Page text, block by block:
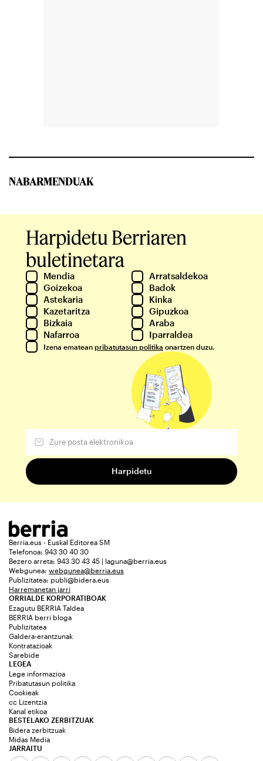
NABARMENDUAK
Harpidetu Berriaren
buletinetara
Mendia
Arratsaldekoa
Goizekoa
Badok
Astekaria
Kinka
Kazetaritza
Gipuzkoa
Bizkaia
Araba
Nafarroa
Iparraldea
Izena ematean pribatutasun politika onartzen duzu.
Berria.eus - Euskal Editorea SM
Telefonoa: 943 30 40 30
Bezero arreta: 943 30 43 45 | laguna@berria.eus
Webgunea: webgunea@berria.eus
Publizitatea: publi@bidera.eus
Harremanetan jarri
ORRIALDE KORPORATIBOAK
Ezagutu BERRIA Taldea
BERRIA berri bloga
Publizitatea
Galdera-erantzunak
Kontratazioak
Sarebide
JARRAITU
LEGEA
Lege informazioa
Pribatutasun politika
Cookieak
cc Lizentzia
Kanal etikoa
BESTELAKO ZERBITZUAK
Bidera zerbitzuak
Midas Media